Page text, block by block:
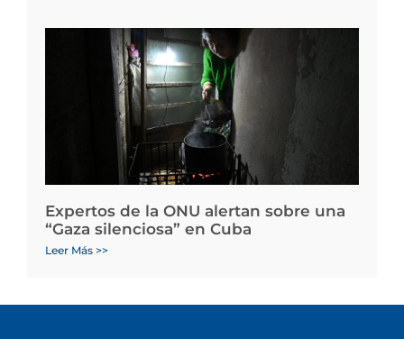
Expertos de la ONU alertan sobre una
“Gaza silenciosa” en Cuba
Leer Más >>